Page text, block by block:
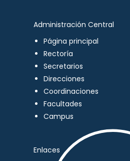
Administración Central
Página principal
Rectoría
Secretarios
Direcciones
Coordinaciones
Facultades
Campus
Enlaces